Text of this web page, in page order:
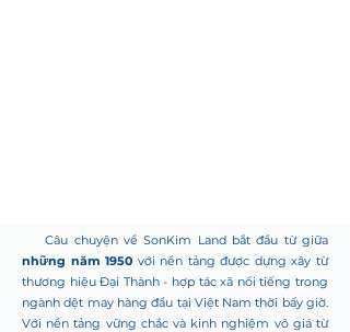
Câu chuyện về SonKim Land bắt đầu từ giữa
những năm 1950 với nền tảng được dựng xây từ
thương hiệu Đại Thành - hợp tác xã nổi tiếng trong
ngành dệt may hàng đầu tại Việt Nam thời bấy giờ.
Với nền tảng vững chắc và kinh nghiệm vô giá từ